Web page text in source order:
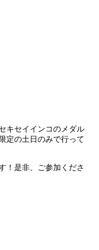
キセイインコのメダル
定の土日のみで行って
！是非、ご参加くださ